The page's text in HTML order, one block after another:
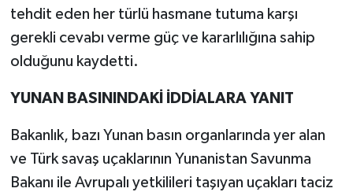
tehdit eden her türlü hasmane tutuma karşı
gerekli cevabı verme güç ve kararlılığına sahip
olduğunu kaydetti.
YUNAN BASININDAKİ İDDİALARA YANIT
Bakanlık, bazı Yunan basın organlarında yer alan
ve Türk savaş uçaklarının Yunanistan Savunma
Bakanı ile Avrupalı yetkilileri taşıyan uçakları taciz